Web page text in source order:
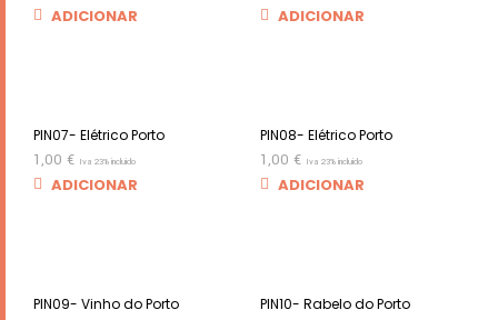
ADICIONAR ADICIONAR
PIN07- Elétrico Porto
1,00 € Iva 23% incluido
ADICIONAR
PIN08- Elétrico Porto
1,00 € Iva 23% incluido
ADICIONAR
PIN09- Vinho do Porto PIN10- Rabelo do Porto